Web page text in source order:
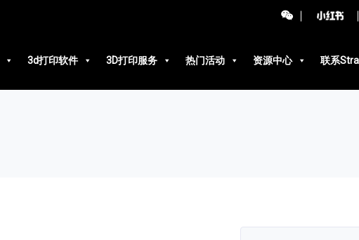
3d打印软件 3D打印服务 热门活动 资源中心 联系